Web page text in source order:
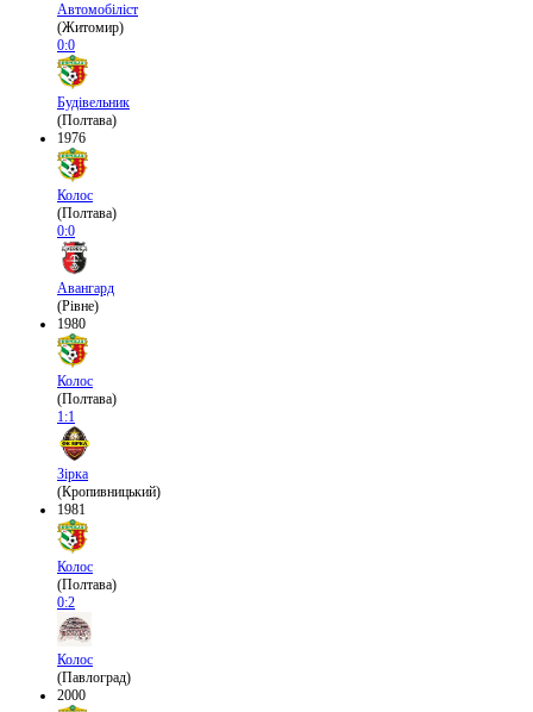
Автомобіліст
(Житомир)
0:0
Будівельник
(Полтава)
1976
Колос
(Полтава)
0:0
Авангард
(Рівне)
1980
Колос
(Полтава)
1:1
Зірка
(Кропивницький)
1981
Колос
(Полтава)
0:2
Колос
(Павлоград)
2000